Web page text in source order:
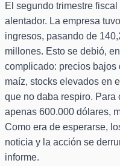
El segundo trimestre
alentador. La empresa
ingresos, pasando de
millones. Esto se debió,
complicado: precios bajos
maíz, stocks elevados en
que no daba respiro. Para
apenas 600.000 dólares,
Como era de esperarse,
noticia y la acción se
informe.